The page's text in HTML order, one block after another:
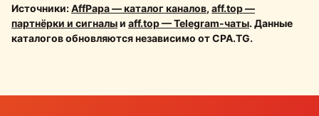
Источники:AffPapa — каталог каналов, aff.top —
партнёрки и сигналыи aff.top — Telegram-чаты. Данные
каталогов обновляются независимо от CPA.TG.